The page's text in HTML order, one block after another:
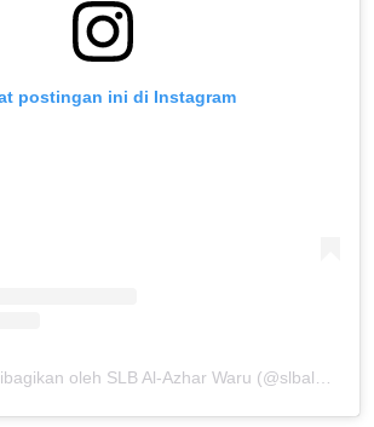
postingan ini di Instagram
Sebuah kiriman dibagikan oleh SLB Al-Azhar Waru (@slbalazharwaru)